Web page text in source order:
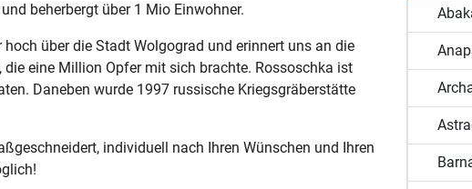
beherbergt über 1 Mio Einwohner.
über die Stadt Wolgograd und erinnert uns an die
eine Million Opfer mit sich brachte. Rossoschka ist
Daneben wurde 1997 russische Kriegsgräberstätte
individuell nach Ihren Wünschen und Ihren